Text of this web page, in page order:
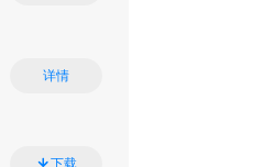
详情
下载